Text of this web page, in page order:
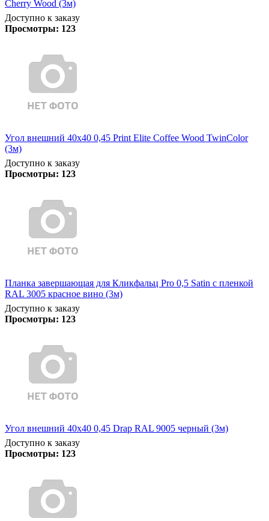
Cherry Wood (3м)
Доступно к заказу
Просмотры: 123
Угол внешний 40х40 0,45 Print Elite Coffee Wood TwinColor
(3м)
Доступно к заказу
Просмотры: 123
Планка завершающая для Кликфальц Pro 0,5 Satin с пленкой
RAL 3005 красное вино (3м)
Доступно к заказу
Просмотры: 123
Угол внешний 40х40 0,45 Drap RAL 9005 черный (3м)
Доступно к заказу
Просмотры: 123